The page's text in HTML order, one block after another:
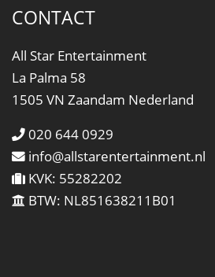
CONTACT
All Star Entertainment
La Palma 58
1505 VN Zaandam Nederland
020 644 0929
info@allstarentertainment.nl
KVK: 55282202
BTW: NL851638211B01